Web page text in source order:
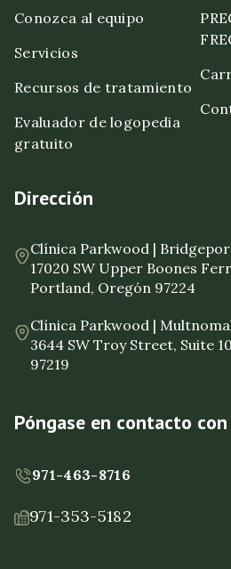
Conozca al equipo
Servicios
Recursos de tratamiento
Evaluador de logopedia
gratuito
Dirección
Clínica Parkwood |
17020 SW Upper Boones
Portland, Oregón 97224
Clínica Parkwood |
3644 SW Troy Street, Suite
97219
Póngase en contacto
971-463-8716
971-353-5182